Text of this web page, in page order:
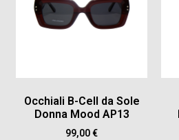
Occhiali B-Cell da Sole
Donna Mood AP13
99,00€